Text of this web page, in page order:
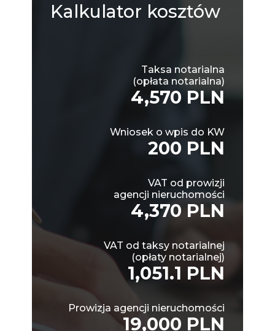
Kalkulator kosztów
Taksa notarialna
(opłata notarialna)
4,570 PLN
Wniosek o wpis do KW
200 PLN
VAT od prowizji
agencji nieruchomości
4,370 PLN
VAT od taksy notarialnej
(opłaty notarialnej)
1,051.1 PLN
Prowizja agencji nieruchomości
19,000 PLN